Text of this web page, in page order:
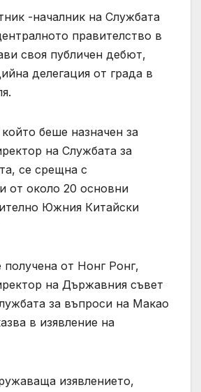
-началник на Службата
правителство в
своя публичен дебют,
делегация от града в
беше назначен за
на Службата за
се срещна с
от около 20 основни
Южния Китайски
получена от Нонг Ронг,
на Държавния съвет
за въпроси на Макао
в изявление на
изявлението,